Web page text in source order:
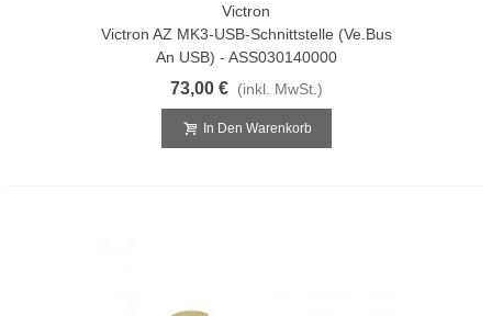
Victron
Victron AZ MK3-USB-Schnittstelle (ve.bus
An USB) - ASS030140000
73,00 € (inkl. MwSt.)
In Den Warenkorb